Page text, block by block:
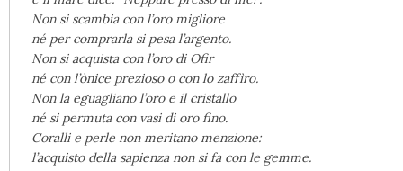
Non si scambia con l’oro migliore
né per comprarla si pesa l’argento.
Non si acquista con l’oro di Ofir
né con l’ònice prezioso o con lo zaffìro.
Non la eguagliano l’oro e il cristallo
né si permuta con vasi di oro fino.
Coralli e perle non meritano menzione:
l’acquisto della sapienza non si fa con le gemme.